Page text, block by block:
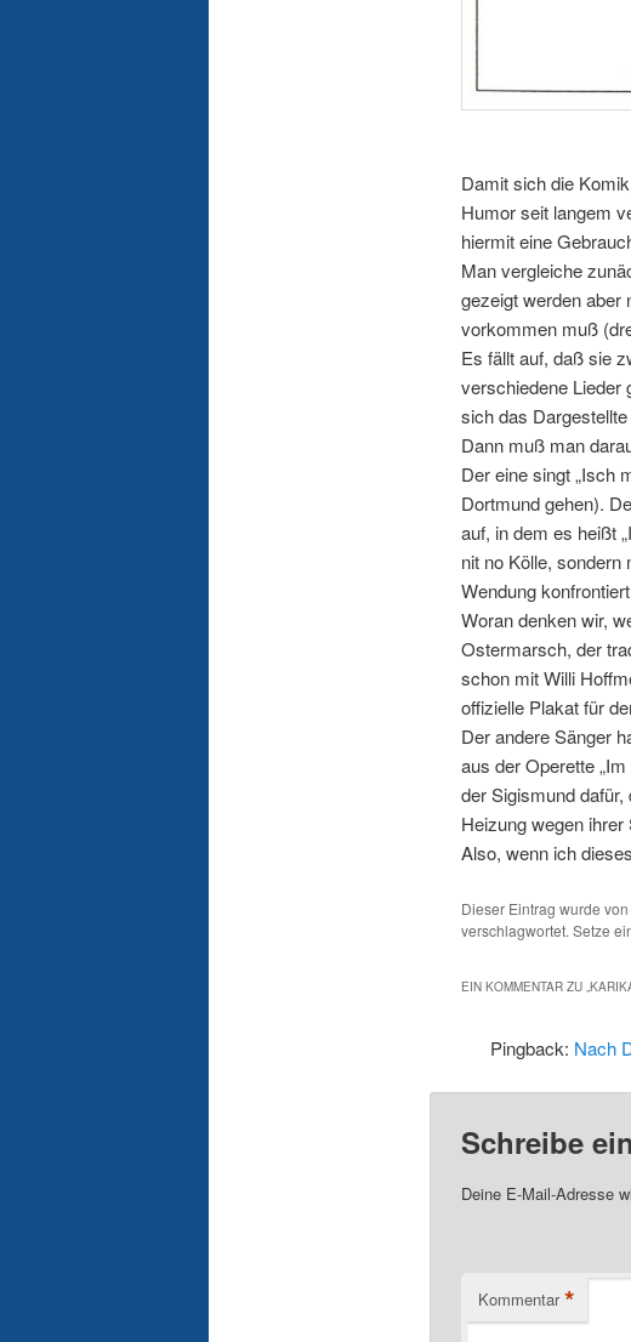
Damit sich die
Humor seit langem
hiermit eine
Man vergleiche
gezeigt werden
vorkommen muß
Es fällt auf, daß sie
verschiedene Lieder
sich das
Dann muß man
Der eine singt „Isch
Dortmund gehen).
auf, in dem es heißt
nit no Kölle,
Wendung
Woran denken wir,
Ostermarsch, der
schon mit Willi
offizielle Plakat für
Der andere Sänger
aus der Operette
der Sigismund
Heizung wegen
Also, wenn ich
Dieser Eintrag wurde von
verschlagwortet. Setze
EIN KOMMENTAR ZU „
Pingback: Nach
Schreibe
Deine E-Mail-Adresse
Kommentar *